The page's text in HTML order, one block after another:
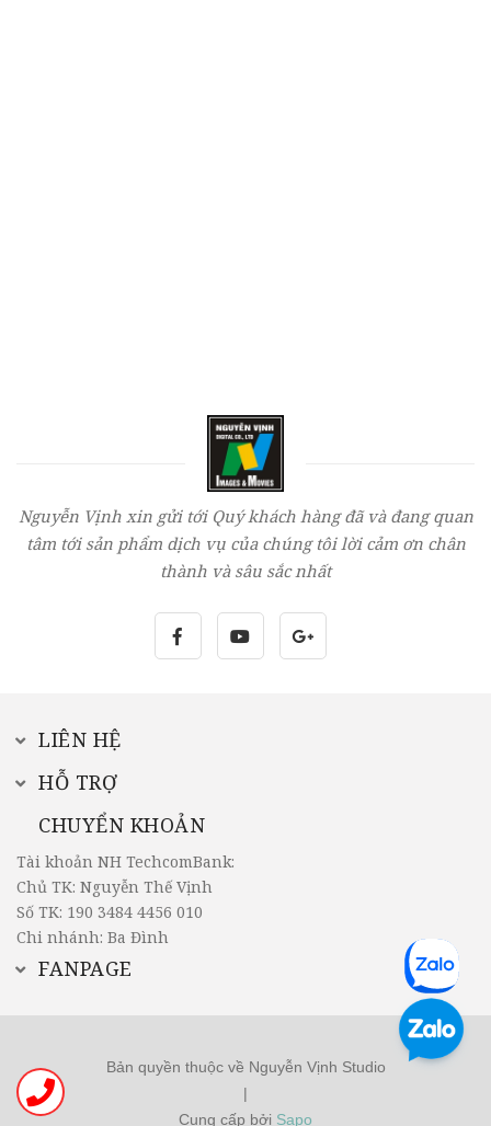
Nguyễn Vịnh xin gửi tới Quý khách hàng đã và đang quan
tâm tới sản phẩm dịch vụ của chúng tôi lời cảm ơn chân
thành và sâu sắc nhất
LIÊN HỆ
HỖ TRỢ
CHUYỂN KHOẢN
Tài khoản NH TechcomBank:
Chủ TK: Nguyễn Thế Vịnh
Số TK: 190 3484 4456 010
Chi nhánh: Ba Đình
FANPAGE
Bản quyền thuộc về Nguyễn Vịnh Studio
|
Cung cấp bởi Sapo